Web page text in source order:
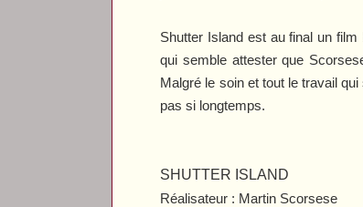
Shutter Island est au final un film
qui semble attester que
Malgré le soin et tout le travail
pas si longtemps.
SHUTTER ISLAND
Réalisateur : Martin Scorsese